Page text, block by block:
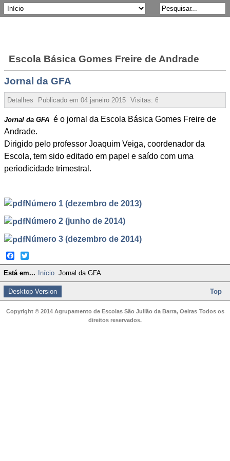
Escola Básica Gomes Freire de Andrade
Jornal da GFA
Detalhes Publicado em 04 janeiro 2015 Visitas: 60084
Jornal da GFA é o jornal da Escola Básica Gomes Freire de
Andrade.
Dirigido pelo professor Joaquim Veiga, coordenador da
Escola, tem sido editado em papel e saído com uma
periodicidade trimestral.
Número 1 (dezembro de 2013)
Número 2 (junho de 2014)
Número 3 (dezembro de 2014)
Facebook
Twitter
Está em... Início Jornal da GFA
Desktop Version Top
Copyright © 2014 Agrupamento de Escolas São Julião da Barra, Oeiras Todos os
direitos reservados.